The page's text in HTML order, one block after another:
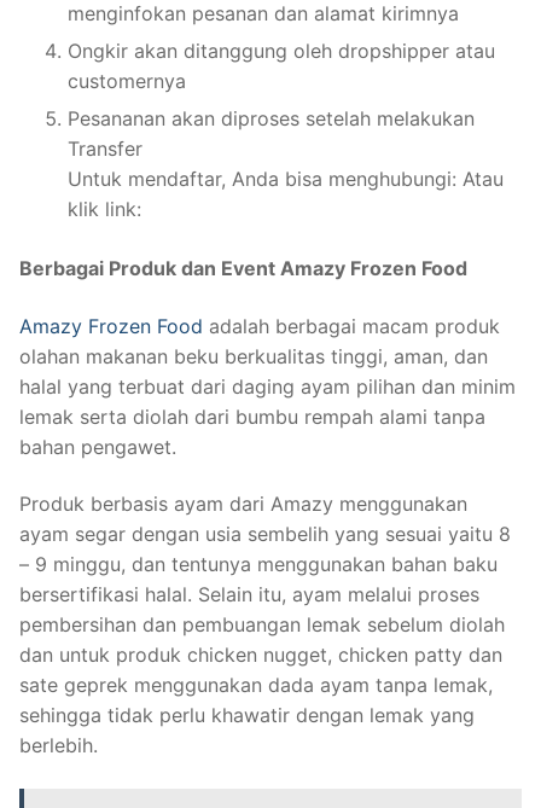
menginfokan pesanan dan alamat kirimnya
Ongkir akan ditanggung oleh dropshipper atau
customernya
Pesananan akan diproses setelah melakukan
Transfer
Untuk mendaftar, Anda bisa menghubungi: Atau
klik link:
Berbagai Produk dan Event Amazy Frozen Food
Amazy Frozen Food adalah berbagai macam produk
olahan makanan beku berkualitas tinggi, aman, dan
halal yang terbuat dari daging ayam pilihan dan minim
lemak serta diolah dari bumbu rempah alami tanpa
bahan pengawet.
Produk berbasis ayam dari Amazy menggunakan
ayam segar dengan usia sembelih yang sesuai yaitu 8
– 9 minggu, dan tentunya menggunakan bahan baku
bersertifikasi halal. Selain itu, ayam melalui proses
pembersihan dan pembuangan lemak sebelum diolah
dan untuk produk chicken nugget, chicken patty dan
sate geprek menggunakan dada ayam tanpa lemak,
sehingga tidak perlu khawatir dengan lemak yang
berlebih.